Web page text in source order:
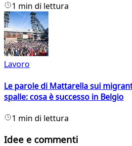
1 min di lettura
Lavoro
Le parole di Mattarella sui
spalle: cosa è successo in Belgio
1 min di lettura
Idee e commenti